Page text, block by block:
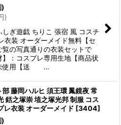
)
)
しぎ遊戯 ちりこ 張宿 風 コスチ
衣装 オーダーメイド無料【セ
覧の写真通りの衣装セットで
コスプレ専用生地【商品状
未使用【送 …
藤岡ハルヒ 須王環 鳳鏡夜 常
銛之塚崇 埴之塚光邦 制服 コス
レ衣装 オーダーメイド [3404]
)